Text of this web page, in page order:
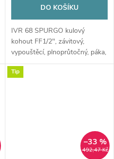
DO KOŠÍKU
IVR 68 SPURGO kulový
kohout FF1/2", závitový,
vypouštěcí, plnoprůtočný, páka,
voda, poniklovaný
Tip
492,47 Kč
–33 %